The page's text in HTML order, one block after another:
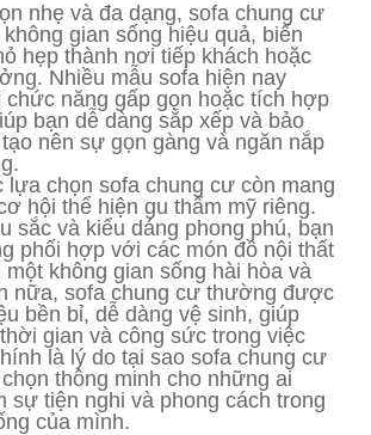
nhẹ và đa dạng, sofa chung cư
gian sống hiệu quả, biến
hẹp thành nơi tiếp khách hoặc
Nhiều mẫu sofa hiện nay
năng gấp gọn hoặc tích hợp
bạn dễ dàng sắp xếp và bảo
nên sự gọn gàng và ngăn nắp
lựa chọn sofa chung cư còn mang
hội thể hiện gu thẩm mỹ riêng.
sắc và kiểu dáng phong phú, bạn
phối hợp với các món đồ nội thất
một không gian sống hài hòa và
nữa, sofa chung cư thường được
bền bỉ, dễ dàng vệ sinh, giúp
gian và công sức trong việc
là lý do tại sao sofa chung cư
thông minh cho những ai
sự tiện nghi và phong cách trong
của mình.